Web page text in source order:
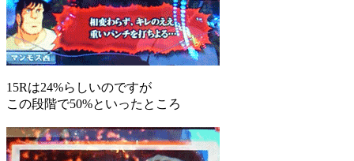
15Rは24%らしいのですが
この段階で50%といったところ